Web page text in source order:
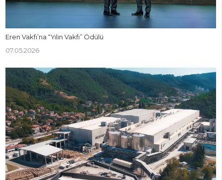
Eren Vakfı’na “Yılın Vakfı” Ödülü
07.05.2026